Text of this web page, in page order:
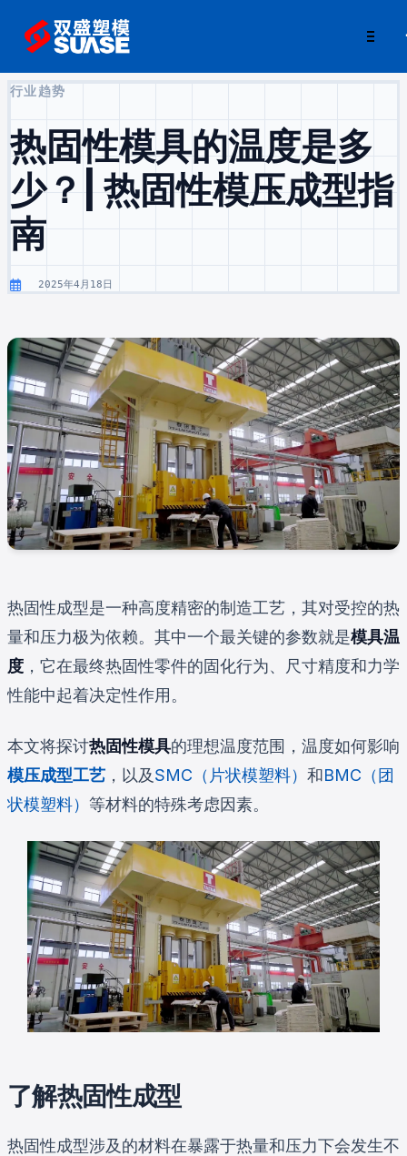
行业趋势
热固性模具的温度是多
少？| 热固性模压成型指
南
2025年4月18日
热固性成型是一种高度精密的制造工艺，其对受控的热
量和压力极为依赖。其中一个最关键的参数就是模具温
度 ，它在最终热固性零件的固化行为、尺寸精度和力学
性能中起着决定性作用。
本文将探讨热固性模具的理想温度范围，温度如何影响
模压成型工艺 ，以及SMC（片状模塑料） 和BMC（团
状模塑料） 等材料的特殊考虑因素。
了解热固性成型
热固性成型涉及的材料在暴露于热量和压力下会发生不